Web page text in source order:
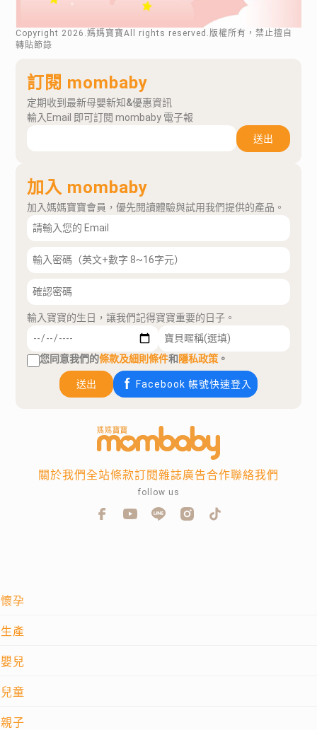
Copyright 2026 .媽媽寶寶All rights reserved.版權所有，禁止擅自
轉貼節錄
訂閱 mombaby
定期收到最新母嬰新知&優惠資訊
輸入Email 即可訂閱 mombaby 電子報
送出
加入 mombaby
加入媽媽寶寶會員，優先閱讀體驗與試用我們提供的產品。
輸入寶寶的生日，讓我們記得寶寶重要的日子。
您同意我們的條款及細則條件和隱私政策 。
送出 Facebook 帳號快速登入
懷孕
生產
嬰兒
兒童
親子
關於我們全站條款訂閱雜誌廣告合作聯絡我們
follow us